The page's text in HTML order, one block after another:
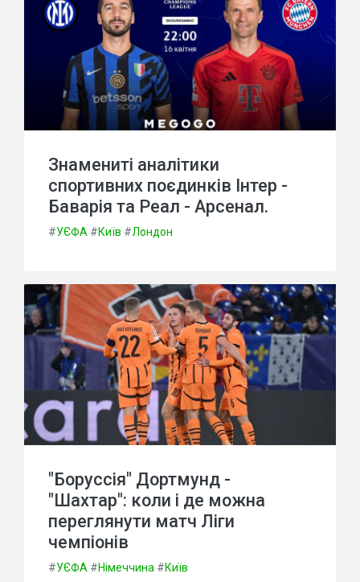
Знамениті аналітики
спортивних поєдинків Інтер -
Баварія та Реал - Арсенал.
#УЄФА #Київ #Лондон
"Боруссія" Дортмунд -
"Шахтар": коли і де можна
переглянути матч Ліги
чемпіонів
#УЄФА #Німеччина #Київ